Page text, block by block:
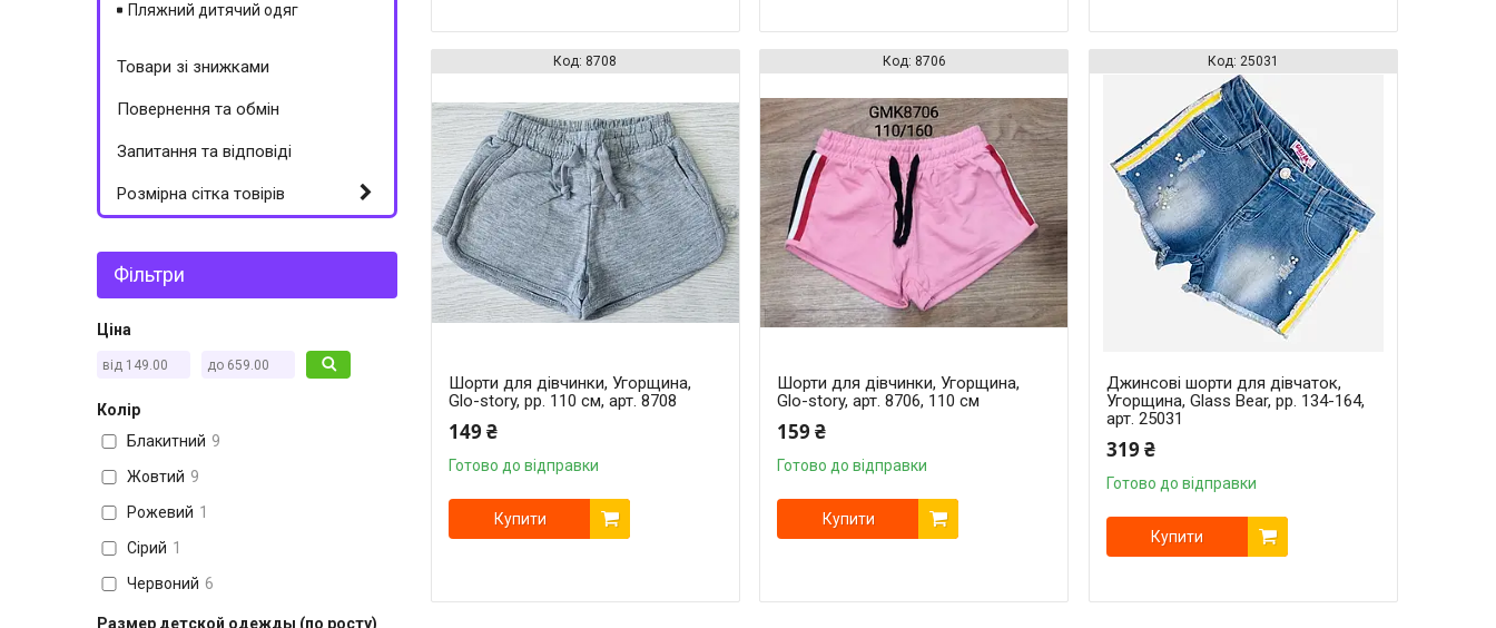
8708
Шорти для дівчинки, Угорщина,
Glo-story, рр. 110 см, арт. 8708
149 ₴
Готово до відправки
Купити
8706
Шорти для дівчинки, Угорщина,
Glo-story, арт. 8706, 110 см
159 ₴
Готово до відправки
Купити
25031
Джинсові шорти для дівчаток,
Угорщина, Glass Bear, рр. 134-164,
арт. 25031
319 ₴
Готово до відправки
Купити
Пляжний дитячий одяг
Товари зі знижками
Повернення та обмін
Запитання та відповіді
Розмірна сітка товірів
Фільтри
Ціна
Колір
Блакитний 9
Жовтий 9
Рожевий 1
Сірий 1
Червоний 6
Размер детской одежды (по росту)